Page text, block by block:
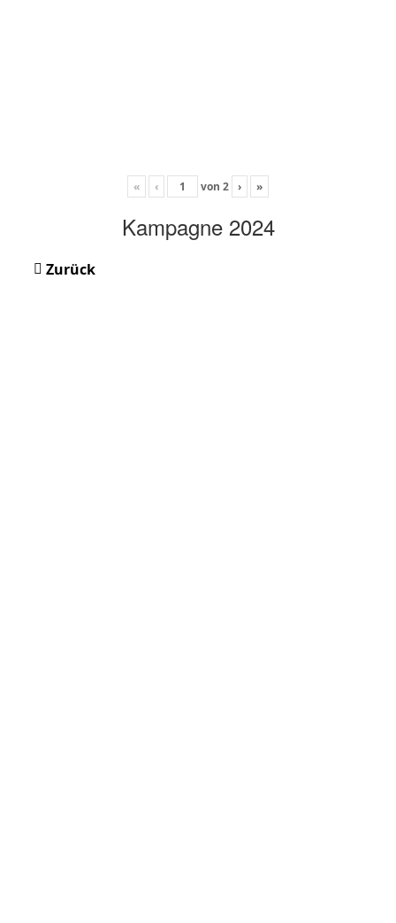
« ‹ von 2 › »
Kampagne 2024
Zurück